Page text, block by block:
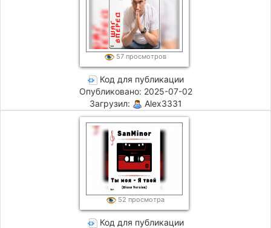
57 просмотров
Код для публикации
Опубликовано: 2025-07-02
Загрузил:
Alex3331
52 просмотра
Код для публикации